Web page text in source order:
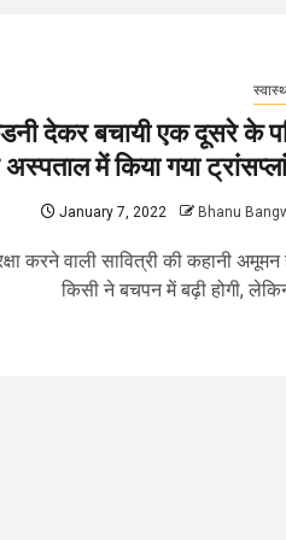
देकर बचायी एक दूसरे के
में किया गया
January 7, 2022 Bhanu
करने वाली सावित्री की कहानी अमूमन
किसी ने बचपन में बढ़ी होगी,